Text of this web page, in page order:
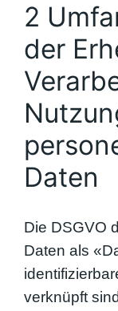
2
der
Daten
Die DSGVO
Daten als
verknüpft